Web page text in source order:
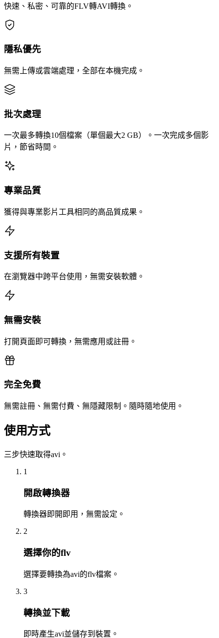
快速、私密、可靠的FLV轉AVI轉換。
隱私優先
無需上傳或雲端處理，全部在本機完成。
批次處理
一次最多轉換10個檔案（單個最大2 GB）。一次完成多個影
片，節省時間。
專業品質
獲得與專業影片工具相同的高品質成果。
支援所有裝置
在瀏覽器中跨平台使用，無需安裝軟體。
無需安裝
打開頁面即可轉換，無需應用或註冊。
完全免費
無需註冊、無需付費、無隱藏限制。隨時隨地使用。
使用方式
三步快速取得avi。
1
開啟轉換器
轉換器即開即用，無需設定。
2
選擇你的flv
選擇要轉換為avi的flv檔案。
3
轉換並下載
即時產生avi並儲存到裝置。